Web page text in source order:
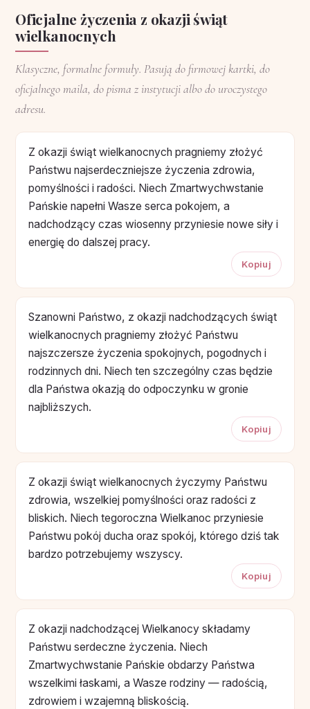
Oficjalne życzenia z okazji świąt
wielkanocnych
Klasyczne, formalne formuły. Pasują do firmowej kartki, do
oficjalnego maila, do pisma z instytucji albo do uroczystego
adresu.
Z okazji świąt wielkanocnych pragniemy złożyć
Państwu najserdeczniejsze życzenia zdrowia,
pomyślności i radości. Niech Zmartwychwstanie
Pańskie napełni Wasze serca pokojem, a
nadchodzący czas wiosenny przyniesie nowe siły i
energię do dalszej pracy.
Kopiuj
Szanowni Państwo, z okazji nadchodzących świąt
wielkanocnych pragniemy złożyć Państwu
najszczersze życzenia spokojnych, pogodnych i
rodzinnych dni. Niech ten szczególny czas będzie
dla Państwa okazją do odpoczynku w gronie
najbliższych.
Kopiuj
Z okazji świąt wielkanocnych życzymy Państwu
zdrowia, wszelkiej pomyślności oraz radości z
bliskich. Niech tegoroczna Wielkanoc przyniesie
Państwu pokój ducha oraz spokój, którego dziś tak
bardzo potrzebujemy wszyscy.
Kopiuj
Z okazji nadchodzącej Wielkanocy składamy
Państwu serdeczne życzenia. Niech
Zmartwychwstanie Pańskie obdarzy Państwa
wszelkimi łaskami, a Wasze rodziny — radością,
zdrowiem i wzajemną bliskością.